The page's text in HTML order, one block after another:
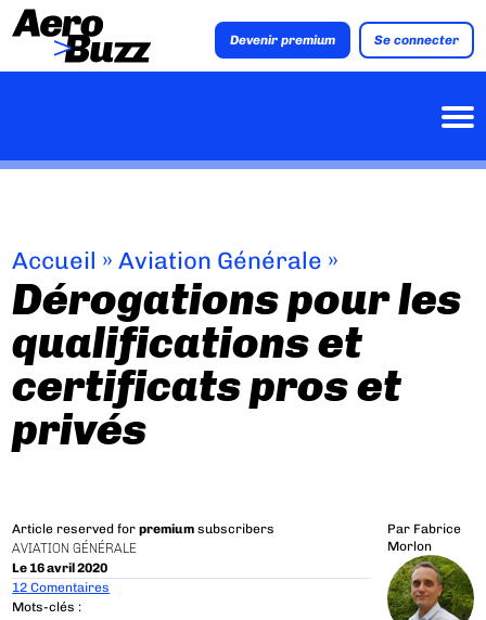
Devenir premium Se connecter
Accueil »Aviation Générale »
Dérogations pour les
qualifications et
certificats pros et
privés
Article reserved forpremium subscribers
AVIATION GÉNÉRALE
Le 16 avril 2020
Par Fabrice
Morlon
12 Comentaires
Mots-clés :